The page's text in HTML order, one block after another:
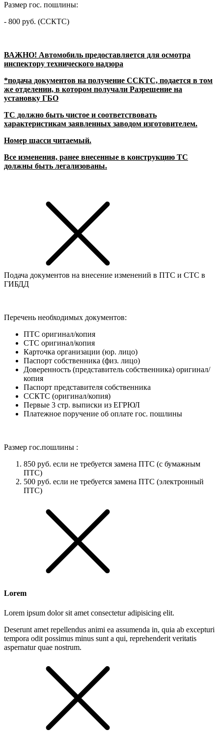
Размер гос. пошлины:
- 800 руб. (ССКТС)
ВАЖНО! Автомобиль предоставляется для осмотра
инспектору технического надзора
*подача документов на получение ССКТС, подается в том
же отделении, в котором получали Разрешение на
установку ГБО
ТС должно быть чистое и соответствовать
характеристикам заявленных заводом изготовителем.
Номер шасси читаемый.
Все изменения, ранее внесенные в конструкцию ТС
должны быть легализованы.
Подача документов на внесение изменений в ПТС и СТС в
ГИБДД
Перечень необходимых документов:
ПТС оригинал/копия
СТС оригинал/копия
Карточка организации (юр. лицо)
Паспорт собственника (физ. лицо)
Доверенность (представитель собственника) оригинал/
копия
Паспорт представителя собственника
ССКТС (оригинал/копия)
Первые 3 стр. выписки из ЕГРЮЛ
Платежное поручение об оплате гос. пошлины
Размер гос.пошлины :
850 руб. если не требуется замена ПТС (с бумажным
ПТС)
500 руб. если не требуется замена ПТС (электронный
ПТС)
Lorem
Lorem ipsum dolor sit amet consectetur adipisicing elit.
Deserunt amet repellendus animi ea assumenda in, quia ab excepturi
tempora odit possimus minus sunt a qui, reprehenderit veritatis
aspernatur quae nostrum.